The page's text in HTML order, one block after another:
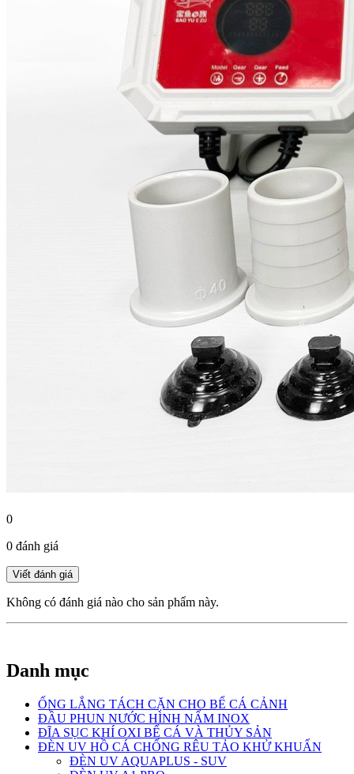
0
0 đánh giá
Không có đánh giá nào cho sản phẩm này.
Danh mục
ỐNG LẮNG TÁCH CẶN CHO BỂ CÁ CẢNH
ĐẦU PHUN NƯỚC HÌNH NẤM INOX
ĐĨA SỤC KHÍ OXI BỂ CÁ VÀ THỦY SẢN
ĐÈN UV HỒ CÁ CHỐNG RÊU TẢO KHỬ KHUẨN
ĐÈN UV AQUAPLUS - SUV